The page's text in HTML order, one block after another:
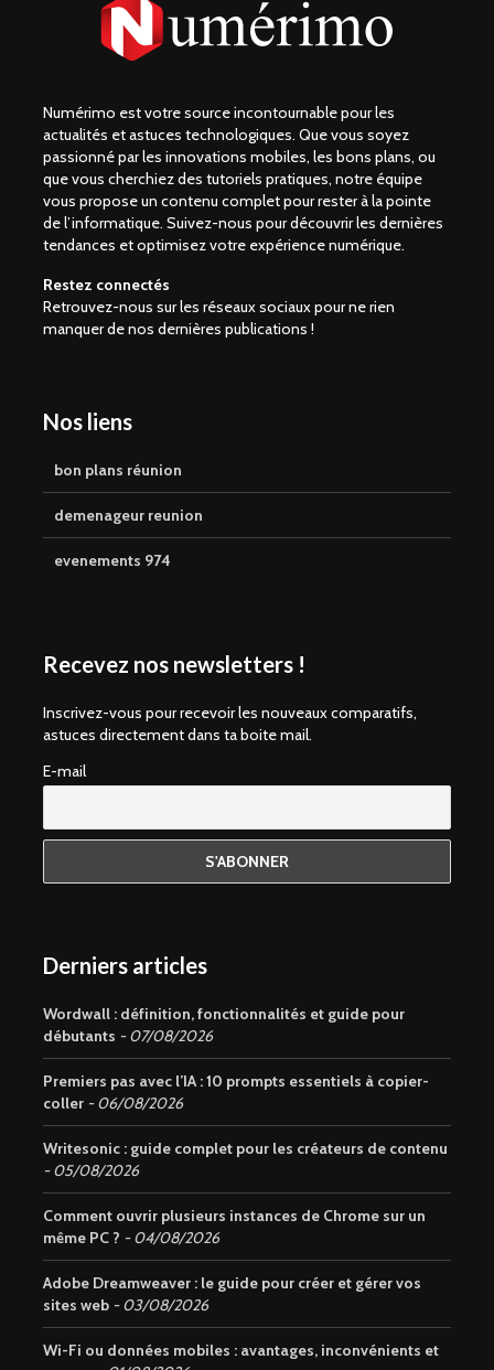
Numérimo est votre source incontournable pour les
actualités et astuces technologiques. Que vous soyez
passionné par les innovations mobiles, les bons plans, ou
que vous cherchiez des tutoriels pratiques, notre équipe
vous propose un contenu complet pour rester à la pointe
de l’informatique. Suivez-nous pour découvrir les dernières
tendances et optimisez votre expérience numérique.
Restez connectés
Retrouvez-nous sur les réseaux sociaux pour ne rien
manquer de nos dernières publications !
Nos liens
bon plans réunion
demenageur reunion
evenements 974
Recevez nos newsletters !
Inscrivez-vous pour recevoir les nouveaux comparatifs,
astuces directement dans ta boite mail.
E-mail
Derniers articles
Wordwall : définition, fonctionnalités et guide pour
débutants
07/08/2026
Premiers pas avec l’IA : 10 prompts essentiels à copier-
coller
06/08/2026
Writesonic : guide complet pour les créateurs de contenu
05/08/2026
Comment ouvrir plusieurs instances de Chrome sur un
même PC ?
04/08/2026
Adobe Dreamweaver : le guide pour créer et gérer vos
sites web
03/08/2026
Wi-Fi ou données mobiles : avantages, inconvénients et